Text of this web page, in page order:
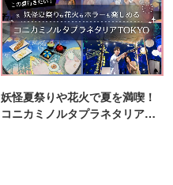
妖怪夏祭りや花火で夏を満喫！
コニカミノルタプラネタリア